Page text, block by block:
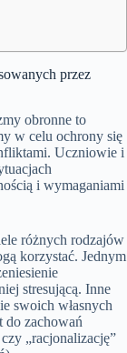
przez
obronne to
w celu ochrony się
Uczniowie i
i wymaganiami
różnych rodzajów
korzystać. Jednym
stresującą. Inne
swoich własnych
do zachowań
„racjonalizację”